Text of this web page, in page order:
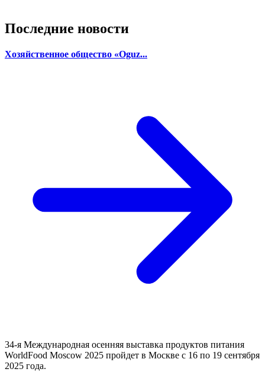
Последние новости
Хозяйственное общество «Oguz...
34-я Международная осенняя выставка продуктов питания
WorldFood Moscow 2025 пройдет в Москве с 16 по 19 сентября
2025 года.